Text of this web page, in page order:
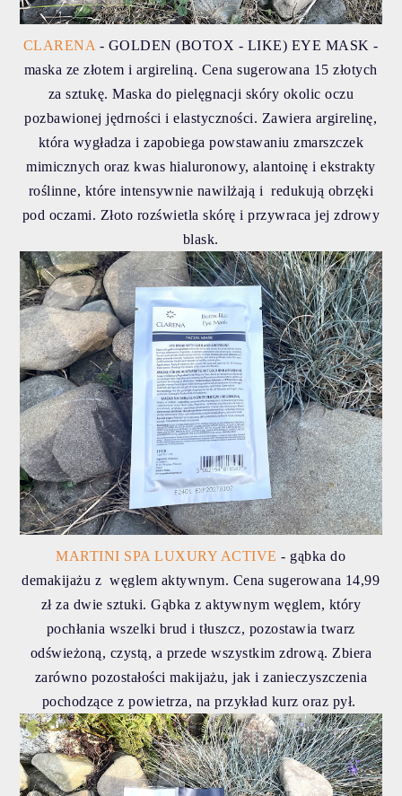
CLARENA - GOLDEN (BOTOX - LIKE) EYE MASK -
maska ze złotem i argireliną. Cena sugerowana 15 złotych
za sztukę. Maska do pielęgnacji skóry okolic oczu
pozbawionej jędrności i elastyczności. Zawiera argirelinę,
która wygładza i zapobiega powstawaniu zmarszczek
mimicznych oraz kwas hialuronowy, alantoinę i ekstrakty
roślinne, które intensywnie nawilżają i redukują obrzęki
pod oczami. Złoto rozświetla skórę i przywraca jej zdrowy
blask.
MARTINI SPA LUXURY ACTIVE - gąbka do
demakijażu z węglem aktywnym. Cena sugerowana 14,99
zł za dwie sztuki. Gąbka z aktywnym węglem, który
pochłania wszelki brud i tłuszcz, pozostawia twarz
odświeżoną, czystą, a przede wszystkim zdrową. Zbiera
zarówno pozostałości makijażu, jak i zanieczyszczenia
pochodzące z powietrza, na przykład kurz oraz pył.